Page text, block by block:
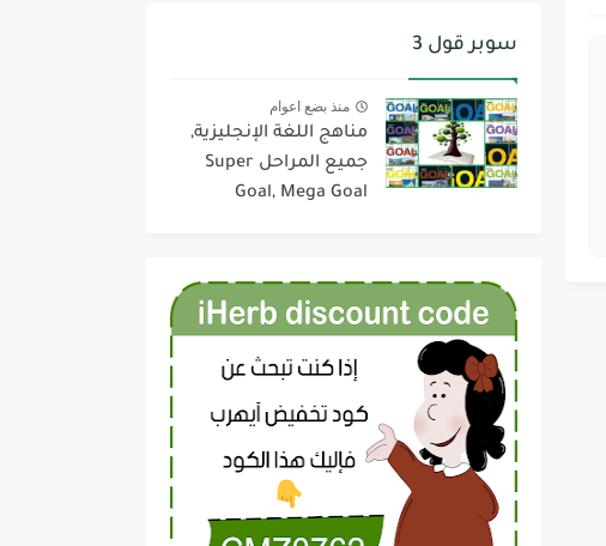
سوبر قول 3
منذ بضع اعوام
مناهج اللغة الإنجليزية,
جميع المراحل Super
Goal, Mega Goal